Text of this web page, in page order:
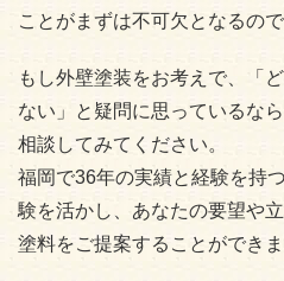
ことがまずは不可欠となるので
もし外壁塗装をお考えで、「
ない」と疑問に思っているな
相談してみてください。
福岡で36年の実績と経験を持
験を活かし、あなたの要望や
塗料をご提案することができま